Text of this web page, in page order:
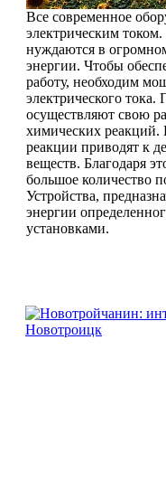
Все современное
электрическим
нуждаются в
энергии. Чтобы
работу, необходим
электрического
осуществляют свою
химических реакций.
реакции приводят к
веществ. Благодаря
большое количество
Устройства,
энергии
установками.